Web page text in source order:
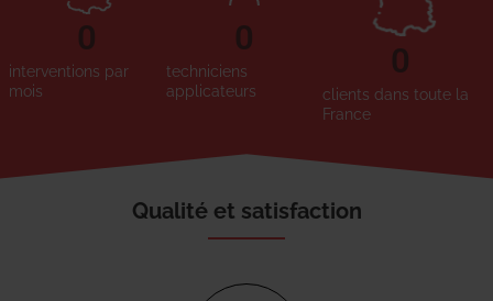
interventions par
mois
0
techniciens
applicateurs
0
clients dans toute la
France
0
Qualité et satisfaction